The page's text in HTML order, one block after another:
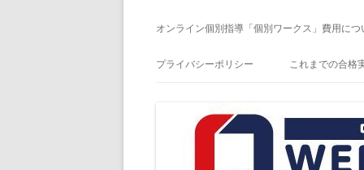
オンライン個別指導「個別ワークス」費用につ
プライバシーポリシー これまでの合格